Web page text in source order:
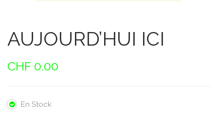
AUJOURD’HUI ICI
CHF 0.00
En Stock